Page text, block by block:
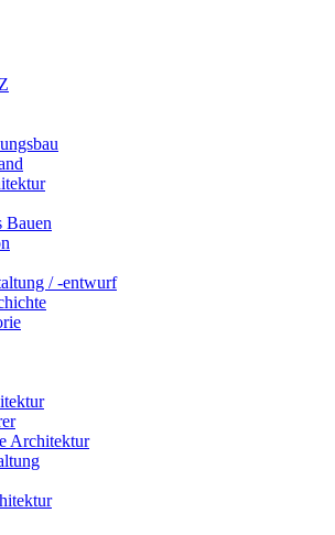
Bauen
/ -entwurf
Architektur